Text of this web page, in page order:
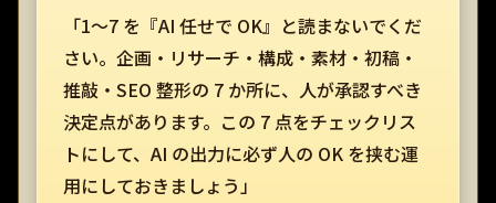
「1〜7 を『AI 任せで OK』と読まないでくだ
さい。企画・リサーチ・構成・素材・初稿・
推敲・SEO 整形の 7 か所に、人が承認すべき
決定点があります。この 7 点をチェックリス
トにして、AI の出力に必ず人の OK を挟む運
用にしておきましょう」